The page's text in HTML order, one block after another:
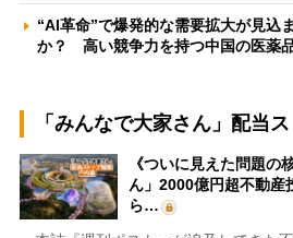
“AI革命”で爆発的な需要拡大が見込
か？ 高い競争力を持つ中国の医薬
「みんなで大家さん」配当
《ついに見えた問題の
ん」2000億円超不動産
ら…